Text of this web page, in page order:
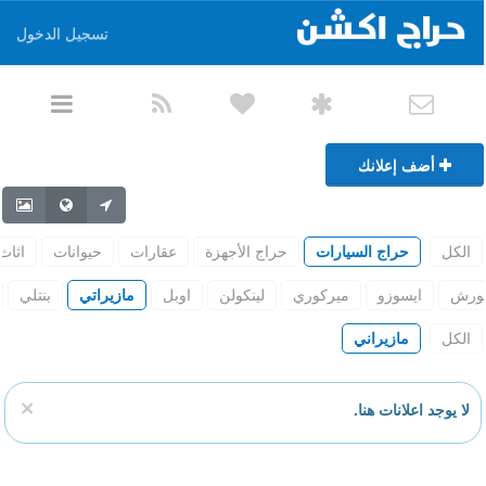
تسجيل الدخول
أضف إعلانك
الكل حراج السيارات حراج الأجهزة عقارات حيوانات
ايسوزو ميركوري لينكولن اوبل مازيراتي بنتلي
الكل مازيراني
× لا يوجد اعلانات هنا.